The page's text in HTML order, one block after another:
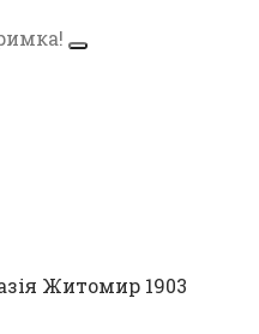
Житомир 1903